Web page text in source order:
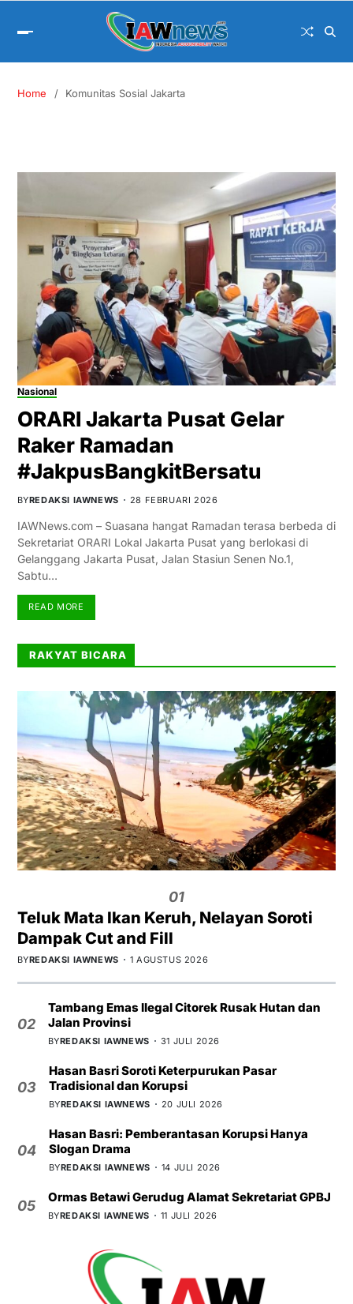
Home Komunitas Sosial Jakarta
Nasional
ORARI Jakarta Pusat Gelar
Raker Ramadan
#JakpusBangkitBersatu
BYREDAKSI IAWNEWS 28 FEBRUARI 2026
IAWNews.com – Suasana hangat Ramadan terasa berbeda di
Sekretariat ORARI Lokal Jakarta Pusat yang berlokasi di
Gelanggang Jakarta Pusat, Jalan Stasiun Senen No.1,
Sabtu…
READ MORE
RAKYAT BICARA
01
Teluk Mata Ikan Keruh, Nelayan Soroti
Dampak Cut and Fill
BYREDAKSI IAWNEWS 1 AGUSTUS 2026
02
Tambang Emas Ilegal Citorek Rusak Hutan dan
Jalan Provinsi
BYREDAKSI IAWNEWS 31 JULI 2026
03
Hasan Basri Soroti Keterpurukan Pasar
Tradisional dan Korupsi
BYREDAKSI IAWNEWS 20 JULI 2026
04
Hasan Basri: Pemberantasan Korupsi Hanya
Slogan Drama
BYREDAKSI IAWNEWS 14 JULI 2026
05
Ormas Betawi Gerudug Alamat Sekretariat GPBJ
BYREDAKSI IAWNEWS 11 JULI 2026